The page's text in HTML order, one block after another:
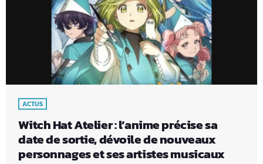
ACTUS
Witch Hat Atelier : l’anime précise sa
date de sortie, dévoile de nouveaux
personnages et ses artistes musicaux